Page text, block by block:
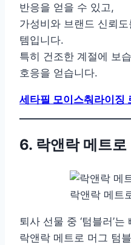
반응을 얻을 수 있고,
가성비와 브랜드 신뢰
템입니다.
특히 건조한 계절에 보
호응을 얻습니다.
세타필 모이스춰라이징
6. 락앤락 메트로
락앤락 메트
퇴사 선물 중 ‘텀블러’
락앤락 메트로 머그 텀